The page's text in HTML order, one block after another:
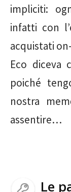
impliciti:
infatti con
acquistati
Eco diceva
poiché
nostra
assentire…
Le